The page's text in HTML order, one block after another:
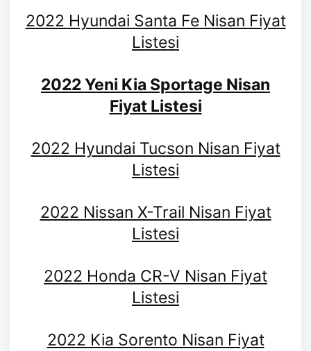
2022 Hyundai Santa Fe Nisan Fiyat
Listesi
2022 Yeni Kia Sportage Nisan
Fiyat Listesi
2022 Hyundai Tucson Nisan Fiyat
Listesi
2022 Nissan X-Trail Nisan Fiyat
Listesi
2022 Honda CR-V Nisan Fiyat
Listesi
2022 Kia Sorento Nisan Fiyat